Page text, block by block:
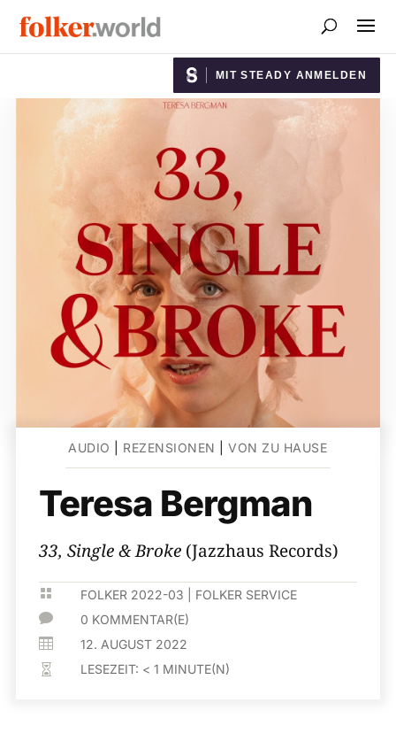
MIT STEADY ANMELDEN
AUDIO REZENSIONEN |VON ZU HAUSE
Teresa Bergman
33, Single & Broke (Jazzhaus Records)
 FOLKER 2022-03 FOLKER SERVICE
 0 KOMMENTAR(E)
 12. AUGUST 2022
 LESEZEIT: < 1 MINUTE(N)